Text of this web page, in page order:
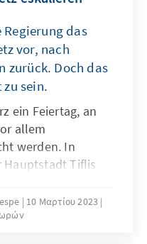
)politischer
das
vor, nach
zurück. Doch das
sein.
ein Feiertag, an
allem
werden. In
Hauptstadt Tiflis
Tränengas und
große, friedliche
10 Μαρτίου 2023